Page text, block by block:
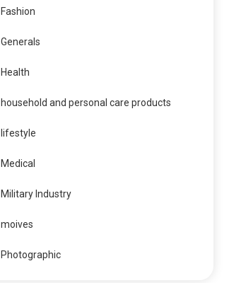
Fashion
Generals
Health
household and personal care products
lifestyle
Medical
Military Industry
moives
Photographic